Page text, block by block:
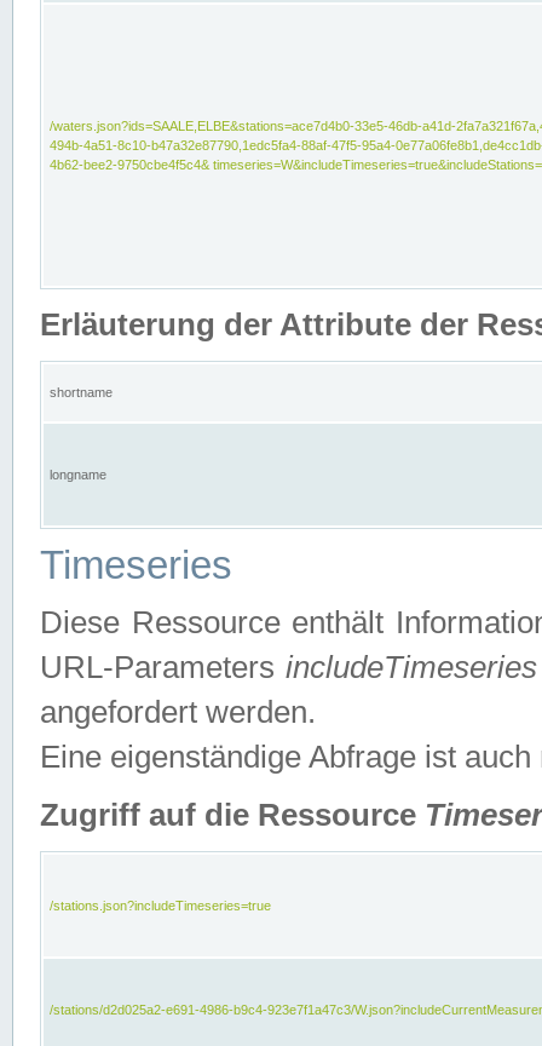
/waters.json?ids=SAALE,ELBE&stations=ace7d4b0-33e5-46db-a41d-
494b-4a51-8c10-b47a32e87790,1edc5fa4-88af-47f5-95a4-
4b62-bee2-9750cbe4f5c4&
Erläuterung der Attribute der
shortname
longname
Timeseries
Diese Ressource enthält
URL-ParametersincludeTimeseries
angefordert werden.
Eine eigenständige Abfrage ist auch
Zugriff auf die Ressource
/stations.json?includeTimeseries=true
/stations/d2d025a2-e691-4986-b9c4-923e7f1a47c3/